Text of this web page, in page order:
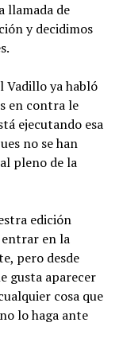
llamada de
y decidimos
Vadillo ya habló
en contra le
ejecutando esa
no se han
pleno de la
edición
en la
pero desde
gusta aparecer
cosa que
lo haga ante